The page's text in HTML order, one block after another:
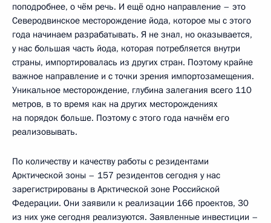
поподробнее, о чём речь. И ещё одно направление – это
Северодвинское месторождение йода, которое мы с этого
года начинаем разрабатывать. Я не знал, но оказывается,
у нас большая часть йода, которая потребляется внутри
страны, импортировалась из других стран. Поэтому крайне
важное направление и с точки зрения импортозамещения.
Уникальное месторождение, глубина залегания всего 110
метров, в то время как на других месторождениях
на порядок больше. Поэтому с этого года начнём его
реализовывать.
По количеству и качеству работы с резидентами
Арктической зоны – 157 резидентов сегодня у нас
зарегистрированы в Арктической зоне Российской
Федерации. Они заявили к реализации 166 проектов, 30
из них уже сегодня реализуются. Заявленные инвестиции –